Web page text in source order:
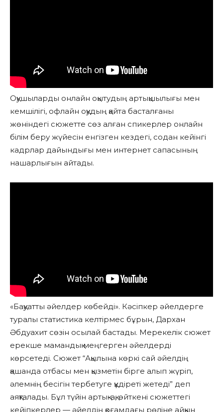
Оқушыларды онлайн оқытудың артықшылығы мен
кемшілігі, офлайн оқудың қайта басталғаны
жөніндегі сюжетте сөз алған спикерлер онлайн
білім беру жүйесін енгізген кездегі, содан кейінгі
кадрлар дайындығы мен интернет сапасының
нашарлығын айтады.
«Бақуатты әйелдер көбейді». Кәсіпкер әйелдерге
туралы статистика келтірмес бұрын, Дархан
Әбдуахит сөзін осылай бастады. Мерекелік сюжет
ерекше мамандық меңгерген әйелдерді
көрсетеді. Сюжет “Ақылына көркі сай әйелдің
қашанда отбасы мен қызметін бірге алып жүріп,
әлемнің бесігін тербетуге құдіреті жетеді” деп
аяқталады. Бұл түйін артық-ақ, өйткені сюжеттегі
кейіпкерлер — әйелдің қоғамдағы рөліне айқын